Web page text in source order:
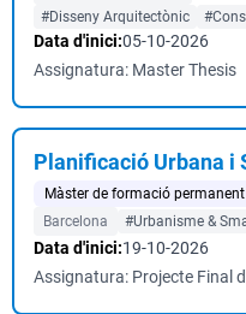
#Disseny Arquitectònic
Data d'inici:05-10-2026
Assignatura: Master Thesis
Planificació Urbana i
Màster de formació permanent
Barcelona
#Urbanisme &
Data d'inici:19-10-2026
Assignatura: Projecte Final